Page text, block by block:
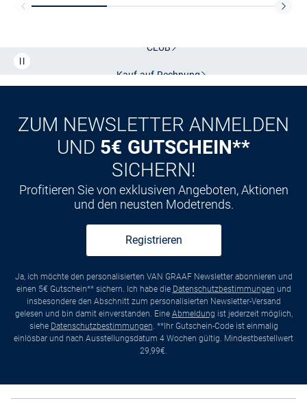
CLUB
Kauf auf Rechnung
ZUM NEWSLETTER ANMELDEN
UND 5€ GUTSCHEIN**
SICHERN!
Profitieren Sie von exklusiven Angeboten, Aktionen
und den neusten Modetrends.
Registrieren
Ja, ich möchte den personalisierten VAN GRAAF Newsletter abonnieren und
einen 5€ Gutschein** sichern. Ich habe die Datenschutzbestimmungen und
insbesondere den Abschnitt zum personalisierten Newsletter-Versand
gelesen und bin damit einverstanden. Eine Abmeldung ist jederzeit möglich,
siehe Datenschutzbestimmungen . **Ihr Gutschein-Code ist einmalig
einlösbar und nach Ausstellungsdatum 4 Wochen gültig. Mindestbestellwert
29,99€.